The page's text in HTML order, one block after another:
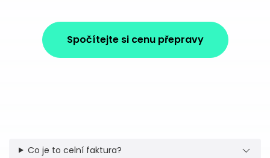
Spočítejte si cenu přepravy
Co je to celní faktura?